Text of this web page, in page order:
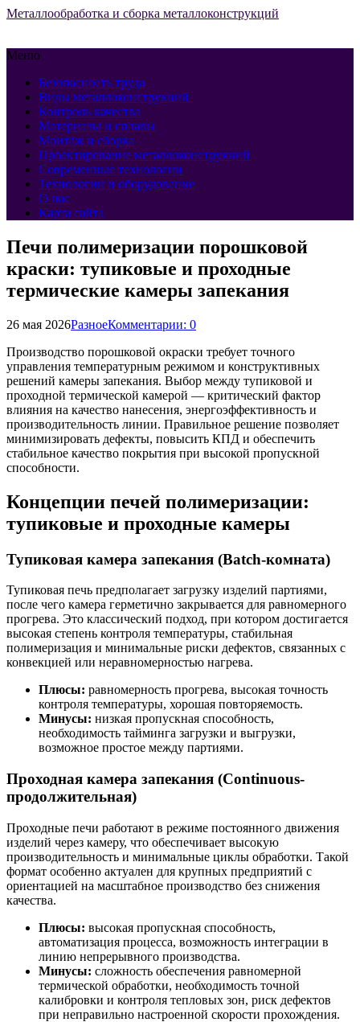
Металлообработка и сборка металлоконструкций
Меню
Безопасность труда
Виды металлоконструкций
Контроль качества
Материалы и сплавы
Монтаж и сборка
Проектирование металлоконструкций
Современные технологии
Технологии и оборудование
О нас
Карта сайта
Печи полимеризации порошковой
краски: тупиковые и проходные
термические камеры запекания
26 мая 2026РазноеКомментарии: 0
Производство порошковой окраски требует точного
управления температурным режимом и конструктивных
решений камеры запекания. Выбор между тупиковой и
проходной термической камерой — критический фактор
влияния на качество нанесения, энергоэффективность и
производительность линии. Правильное решение позволяет
минимизировать дефекты, повысить КПД и обеспечить
стабильное качество покрытия при высокой пропускной
способности.
Концепции печей полимеризации:
тупиковые и проходные камеры
Тупиковая камера запекания (Batch-комната)
Тупиковая печь предполагает загрузку изделий партиями,
после чего камера герметично закрывается для равномерного
прогрева. Это классический подход, при котором достигается
высокая степень контроля температуры, стабильная
полимеризация и минимальные риски дефектов, связанных с
конвекцией или неравномерностью нагрева.
Плюсы: равномерность прогрева, высокая точность
контроля температуры, хорошая повторяемость.
Минусы: низкая пропускная способность,
необходимость тайминга загрузки и выгрузки,
возможное простое между партиями.
Проходная камера запекания (Continuous-
продолжительная)
Проходные печи работают в режиме постоянного движения
изделий через камеру, что обеспечивает высокую
производительность и минимальные циклы обработки. Такой
формат особенно актуален для крупных предприятий с
ориентацией на масштабное производство без снижения
качества.
Плюсы: высокая пропускная способность,
автоматизация процесса, возможность интеграции в
линию непрерывного производства.
Минусы: сложность обеспечения равномерной
термической обработки, необходимость точной
калибровки и контроля тепловых зон, риск дефектов
при неправильно настроенной скорости прохождения.